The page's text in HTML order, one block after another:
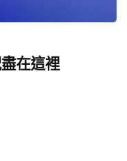
在這裡